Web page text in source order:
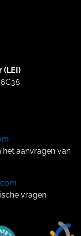
(LEI)
aanvragen van
vragen